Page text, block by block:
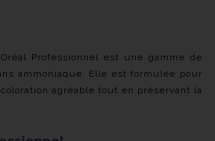
Professionnel est une gamme de
ammoniaque. Elle est formulée pour
agréable tout en préservant la